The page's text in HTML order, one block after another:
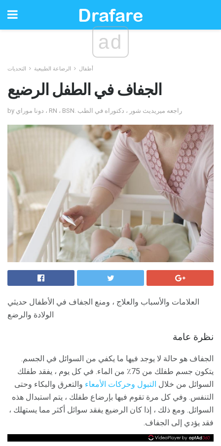
ad
أطفال الرضاعة الطبيعية التحديات
الجفاف في الطفل الرضيع
by دونا موراي ، RN ، BSN. راجعه ميريديث شور ، دكتوراه في الطب
العلامات والأسباب والعلاج ، ومنع الجفاف في الأطفال حديثي
الولادة والرضع
نظرة عامة
الجفاف هو حالة لا يوجد فيها ما يكفي من السوائل في الجسم.
يتكون جسم طفلك من 75٪ من الماء. في كل يوم ، يفقد طفلك
السوائل من خلال التبول وحركات الأمعاء والتعرق والبكاء وحتى
التنفس. وفي كل مرة تقوم فيها بإرضاع طفلك ، يتم استبدال هذه
السوائل. ومع ذلك ، إذا كان الرضيع يفقد سوائل أكثر مما يستهلك ،
فقد يؤدي إلى الجفاف.